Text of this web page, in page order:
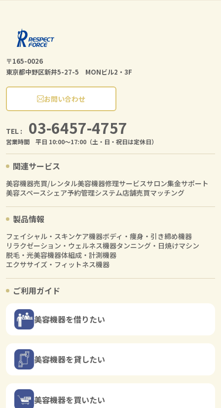
〒165-0026
東京都中野区新井5-27-5 MONビル2・3F
お問い合わせ
TEL : 03-6457-4757
営業時間 平日 10:00〜17:00（土・日・祝日は定休日）
関連サービス
美容機器売買/レンタル美容機器修理サービスサロン集金サポート
美容スペースシェア予約管理システム店舗売買マッチング
製品情報
フェイシャル・スキンケア機器ボディ・痩身・引き締め機器
リラクゼーション・ウェルネス機器タンニング・日焼けマシン
脱毛・光美容機器体組成・計測機器
エクササイズ・フィットネス機器
ご利用ガイド
美容機器を借りたい
美容機器を貸したい
美容機器を買いたい